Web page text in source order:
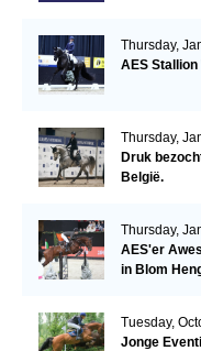
Thursday,
AES
Thursday,
Druk
België.
Thursday,
AES'er
in Blom
Tuesday,
Jonge